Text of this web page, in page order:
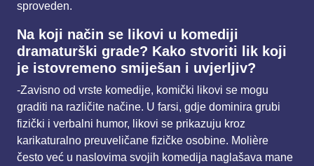
sproveden.
Na koji način se likovi u komediji
dramaturški grade? Kako stvoriti lik koji
je istovremeno smiješan i uvjerljiv?
-Zavisno od vrste komedije, komički likovi se mogu
graditi na različite načine. U farsi, gdje dominira grubi
fizički i verbalni humor, likovi se prikazuju kroz
karikaturalno preuveličane fizičke osobine. Molière
često već u naslovima svojih komedija naglašava mane